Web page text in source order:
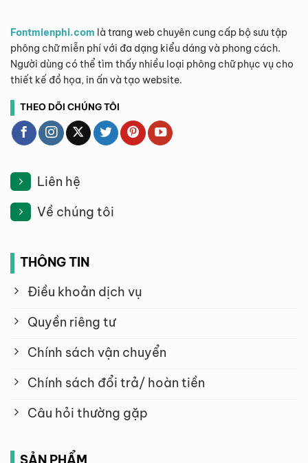
Fontmienphi.com là trang web chuyên cung cấp bộ sưu tập
phông chữ miễn phí với đa dạng kiểu dáng và phong cách.
Người dùng có thể tìm thấy nhiều loại phông chữ phục vụ cho
thiết kế đồ họa, in ấn và tạo website.
THEO DÕI CHÚNG TÔI
Liên hệ
Về chúng tôi
THÔNG TIN
Điều khoản dịch vụ
Quyền riêng tư
Chính sách vận chuyển
Chính sách đổi trả/ hoàn tiền
Câu hỏi thường gặp